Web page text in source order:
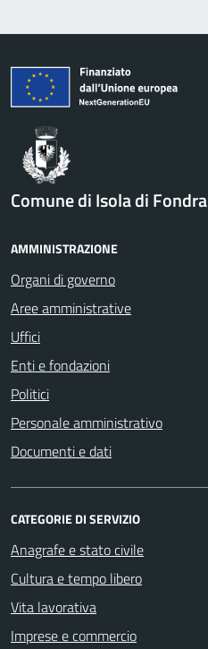
Comune di Isola di Fondra
AMMINISTRAZIONE
Organi di governo
Aree amministrative
Uffici
Enti e fondazioni
Politici
Personale amministrativo
Documenti e dati
CATEGORIE DI SERVIZIO
Anagrafe e stato civile
Cultura e tempo libero
Vita lavorativa
Imprese e commercio